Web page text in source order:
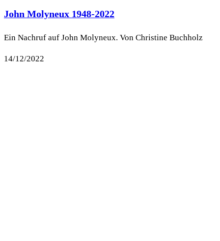
John Molyneux 1948-2022
Ein Nachruf auf John Molyneux. Von Christine Buchholz
14/12/2022